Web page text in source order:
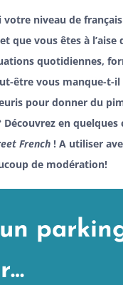
votre niveau de
que vous êtes à l’aise
quotidiennes,
être vous manque-t-il
pour donner du
en quelques
French! A utiliser
de modération!